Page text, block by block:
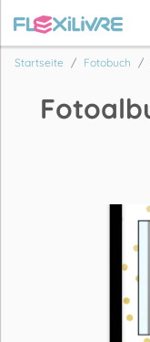
Startseite Fotobuch